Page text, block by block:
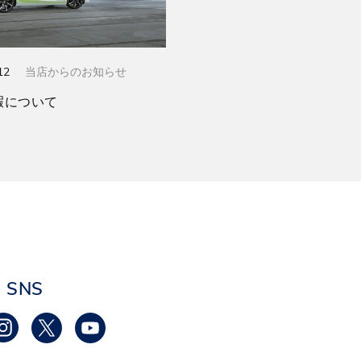
当店からのお知らせ
について
SNS